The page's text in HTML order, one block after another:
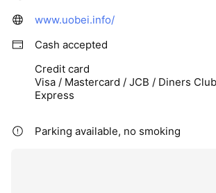
www.uobei.info/
Cash accepted
Credit card
Visa / Mastercard / JCB / Diners
Express
Parking available, no smoking